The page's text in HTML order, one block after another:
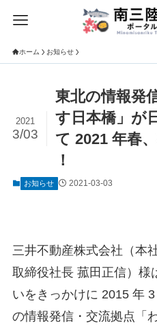
ホーム お知らせ
東北の情報発
す日本橋」が
て 2021 年春
！
2021
3/03
お知らせ 2021-03-03
三井不動産株式会社（本
取締役社長 菰田正信）様
いをきっかけに 2015 年
の情報発信・交流拠点「